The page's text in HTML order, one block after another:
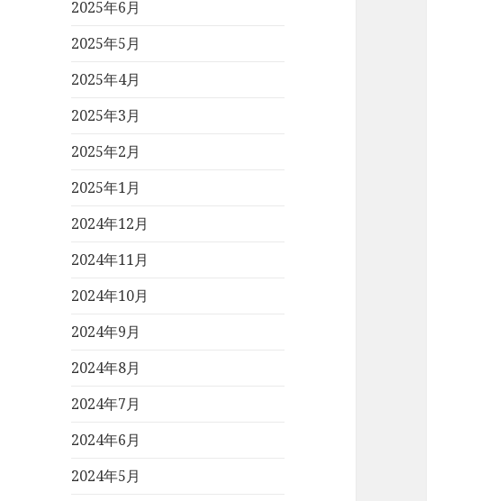
2025年6月
2025年5月
2025年4月
2025年3月
2025年2月
2025年1月
2024年12月
2024年11月
2024年10月
2024年9月
2024年8月
2024年7月
2024年6月
2024年5月